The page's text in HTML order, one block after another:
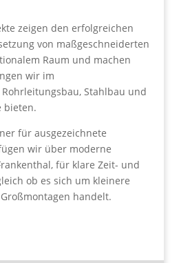
zeigen den erfolgreichen
von maßgeschneiderten
Raum und machen
wir im
Stahlbau und
bieten.
für ausgezeichnete
wir über moderne
für klare Zeit- und
ob es sich um kleinere
handelt.